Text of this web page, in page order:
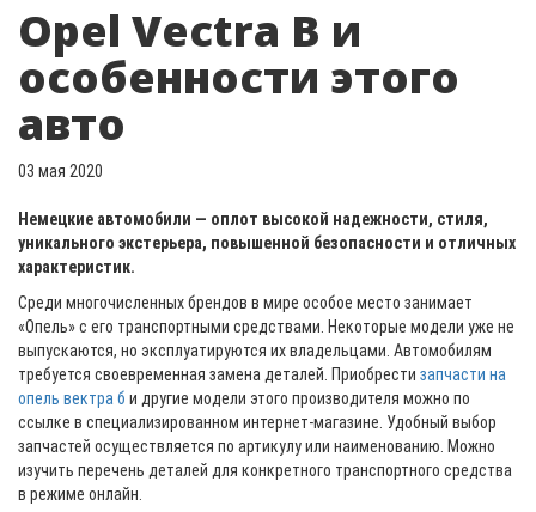
Opel Vectra B и
особенности этого
авто
03 мая 2020
Немецкие автомобили — оплот высокой надежности, стиля,
уникального экстерьера, повышенной безопасности и отличных
характеристик.
Среди многочисленных брендов в мире особое место занимает
«Опель» с его транспортными средствами. Некоторые модели уже не
выпускаются, но эксплуатируются их владельцами. Автомобилям
требуется своевременная замена деталей. Приобрести запчасти на
опель вектра б и другие модели этого производителя можно по
ссылке в специализированном интернет-магазине. Удобный выбор
запчастей осуществляется по артикулу или наименованию. Можно
изучить перечень деталей для конкретного транспортного средства
в режиме онлайн.